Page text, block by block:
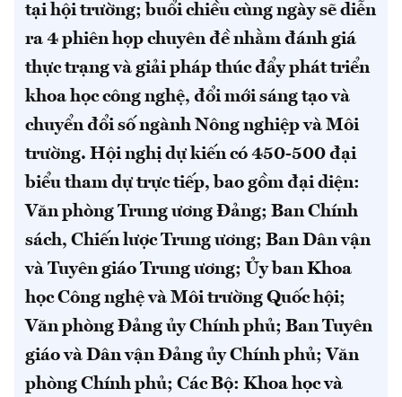
tại hội trường; buổi chiều cùng ngày sẽ diễn
ra 4 phiên họp chuyên đề nhằm đánh giá
thực trạng và giải pháp thúc đẩy phát triển
khoa học công nghệ, đổi mới sáng tạo và
chuyển đổi số ngành Nông nghiệp và Môi
trường. Hội nghị dự kiến có 450-500 đại
biểu tham dự trực tiếp, bao gồm đại diện:
Văn phòng Trung ương Đảng; Ban Chính
sách, Chiến lược Trung ương; Ban Dân vận
và Tuyên giáo Trung ương; Ủy ban Khoa
học Công nghệ và Môi trường Quốc hội;
Văn phòng Đảng ủy Chính phủ; Ban Tuyên
giáo và Dân vận Đảng ủy Chính phủ; Văn
phòng Chính phủ; Các Bộ: Khoa học và